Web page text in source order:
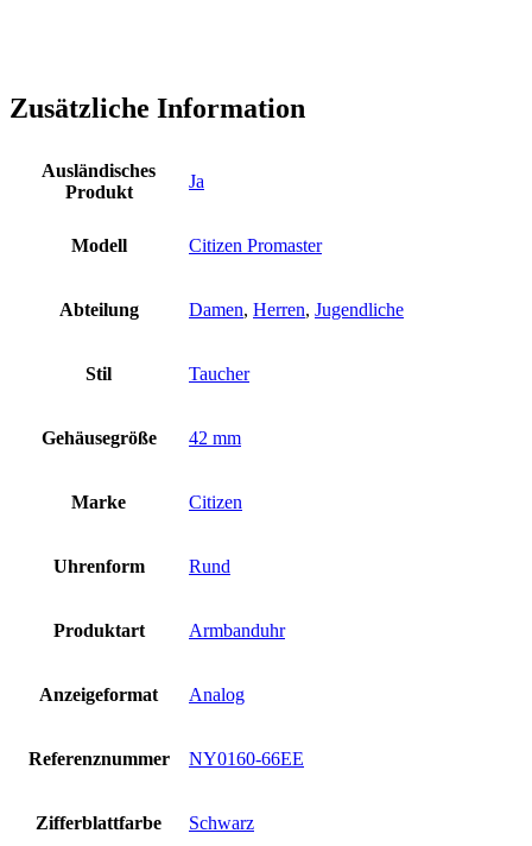
Zusätzliche Information
Ausländisches
Produkt
Ja
Modell Citizen Promaster
Abteilung Damen, Herren, Jugendliche
Stil Taucher
Gehäusegröße 42 mm
Marke Citizen
Uhrenform Rund
Produktart Armbanduhr
Anzeigeformat Analog
Referenznummer NY0160-66EE
Zifferblattfarbe Schwarz